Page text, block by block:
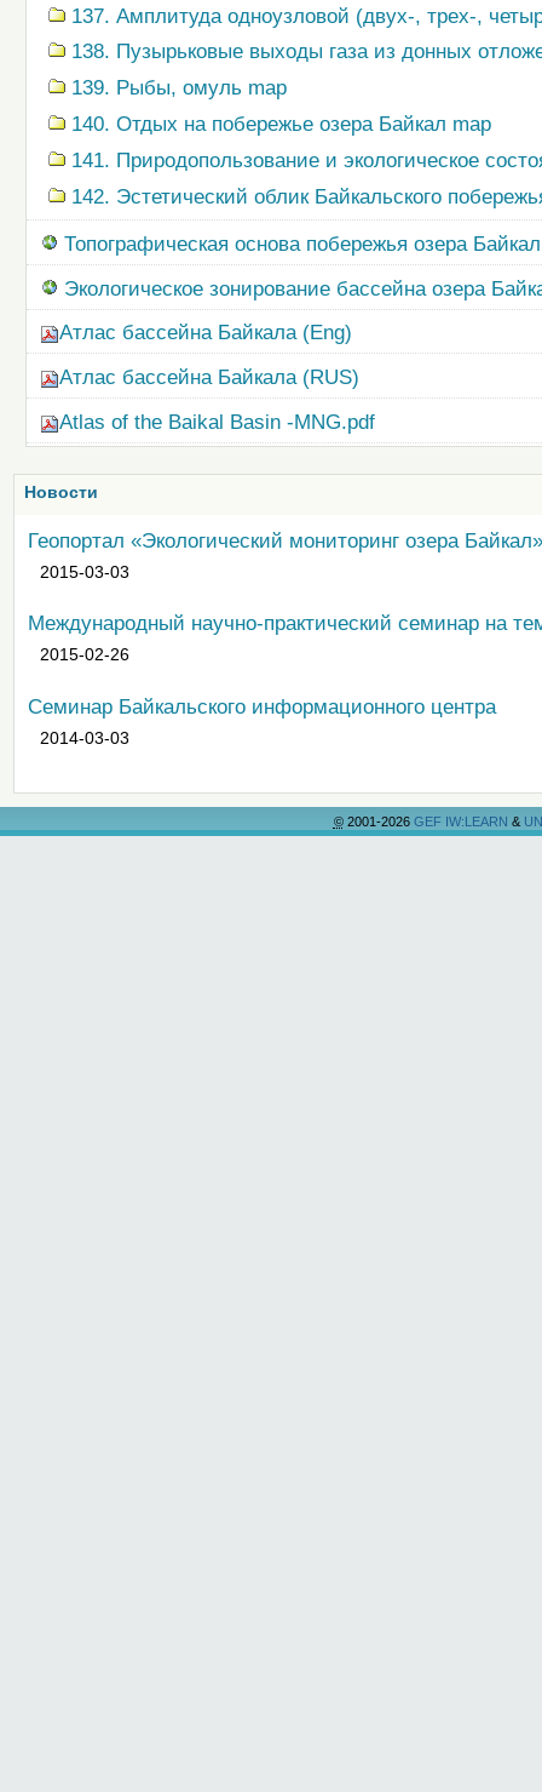
137. Амплитуда одноузловой (двух-, трех-,
138. Пузырьковые выходы газа из донных
139. Рыбы, омуль map
140. Отдых на побережье озера Байкал map
141. Природопользование и экологическое
142. Эстетический облик Байкальского
Топографическая основа побережья озера
Экологическое зонирование бассейна озера
Атлас бассейна Байкала (Eng)
Атлас бассейна Байкала (RUS)
Atlas of the Baikal Basin -MNG.pdf
Новости
Геопортал «Экологический мониторинг озера
2015-03-03
Международный научно-практический семинар на
2015-02-26
Семинар Байкальского информационного центра
2014-03-03
©2001-2026 GEF IW:LEARN &